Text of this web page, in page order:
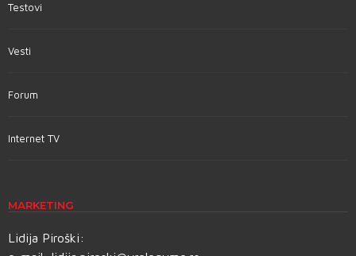
Testovi
Vesti
Forum
Internet TV
MARKETING
Lidija Piroški: